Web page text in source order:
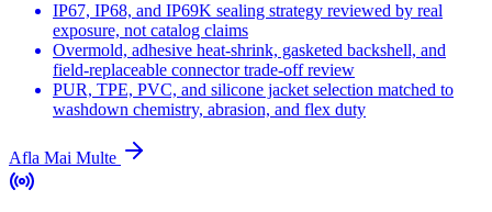
IP67, IP68, and IP69K sealing strategy reviewed by real
exposure, not catalog claims
Overmold, adhesive heat-shrink, gasketed backshell, and
field-replaceable connector trade-off review
PUR, TPE, PVC, and silicone jacket selection matched to
washdown chemistry, abrasion, and flex duty
Afla Mai Multe